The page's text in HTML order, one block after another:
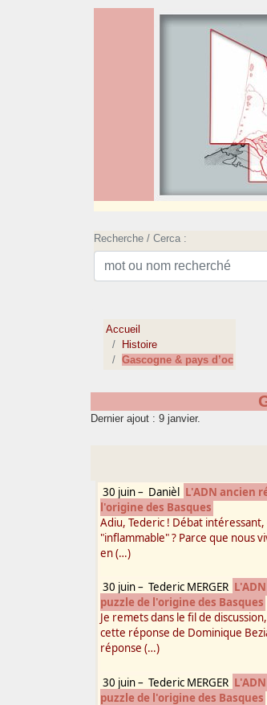
Recherche / Cerca :
Accueil
Histoire
Gascogne & pays d’oc
Dernier ajout : 9 janvier.
30 juin– Danièl L'ADN ancien
l'origine des Basques
Adiu, Tederic ! Débat
"inflammable" ? Parce que nous
en (…)
30 juin– Tederic MERGER
puzzle de l'origine des Basques
Je remets dans le fil de
cette réponse de Dominique
réponse (…)
30 juin– Tederic MERGER
puzzle de l'origine des Basques